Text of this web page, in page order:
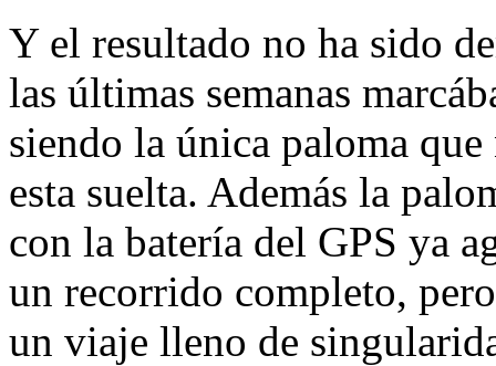
Y el resultado no ha sido
las últimas semanas
siendo la única paloma
esta suelta. Además la
con la batería del GPS ya
un recorrido completo,
un viaje lleno de